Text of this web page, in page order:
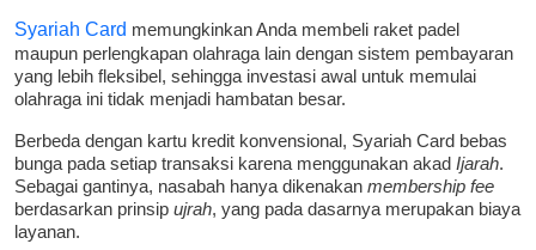
Syariah Card memungkinkan Anda membeli raket padel
maupun perlengkapan olahraga lain dengan sistem pembayaran
yang lebih fleksibel, sehingga investasi awal untuk memulai
olahraga ini tidak menjadi hambatan besar.
Berbeda dengan kartu kredit konvensional, Syariah Card bebas
bunga pada setiap transaksi karena menggunakan akad Ijarah.
Sebagai gantinya, nasabah hanya dikenakan membership fee
berdasarkan prinsip ujrah, yang pada dasarnya merupakan biaya
layanan.